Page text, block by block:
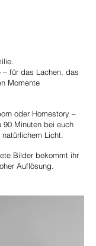
– für das Lachen, das
Momente
oder Homestory –
Minuten bei euch
Licht.
Bilder bekommt ihr
Auflösung.